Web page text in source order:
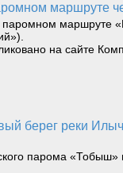
маршруте
на сайте
парома